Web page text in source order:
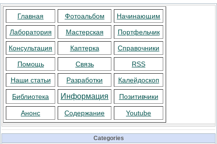
Главная Фотоальбом Начинающим
Лаборатория Мастерская Портфельчик
Консультация Каптерка Справочники
Помощь Связь RSS
Наши статьи Разработки Калейдоскоп
Библиотека Информация Позитивчики
Анонс Содержание Youtube
Categories